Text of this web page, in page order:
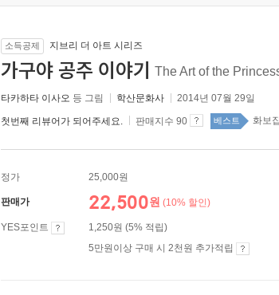
소득공제 지브리 더 아트 시리즈
가구야 공주 이야기 The Art of the
타카하타 이사오 등 그림 학산문화사 2014년 07월 29일
첫번째 리뷰어가 되어주세요. 판매지수 90 베스트 화보
정가 25,000원
판매가 22,500원 (10% 할인)
YES포인트
1,250원 (5% 적립)
5만원이상 구매 시 2천원 추가적립